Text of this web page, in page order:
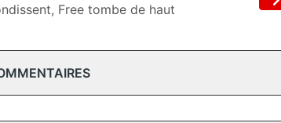
Free tombe de haut